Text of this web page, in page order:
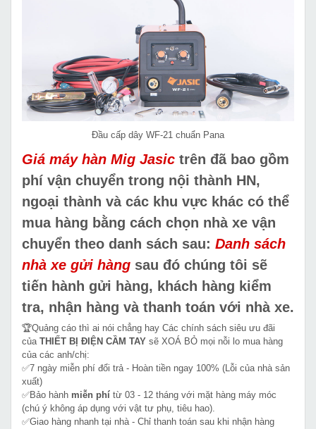
Đầu cấp dây WF-21 chuẩn Pana
Giá máy hàn Mig Jasic trên đã bao gồm
phí vận chuyển trong nội thành HN,
ngoại thành và các khu vực khác có thể
mua hàng bằng cách chọn nhà xe vận
chuyển theo danh sách sau: Danh sách
nhà xe gửi hàng sau đó chúng tôi sẽ
tiến hành gửi hàng, khách hàng kiểm
tra, nhận hàng và thanh toán với nhà xe.
🏆Quảng cáo thì ai nói chẳng hay Các chính sách siêu ưu đãi
của THIẾT BỊ ĐIỆN CẦM TAY sẽ XOÁ BỎ mọi nỗi lo mua hàng
của các anh/chị:
✅7 ngày miễn phí đổi trả - Hoàn tiền ngay 100% (Lỗi của nhà sản
xuất)
✅Bảo hành miễn phí từ 03 - 12 tháng với mặt hàng máy móc
(chú ý không áp dụng với vật tư phụ, tiêu hao).
✅Giao hàng nhanh tại nhà - Chỉ thanh toán sau khi nhận hàng